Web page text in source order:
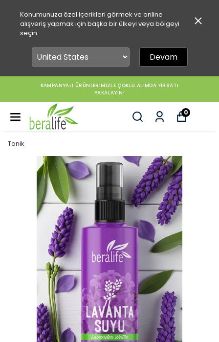
Konumunuza özel içerikleri görmek ve online
alışveriş yapmak için başka bir ülkeyi veya bölgeyi
seçin.
Devam
KAMPANYALI ÜRÜNLERİMİZLE ÇOKLU ALIMDA FIRSATI
YAKALAYIN!
0
Tonik